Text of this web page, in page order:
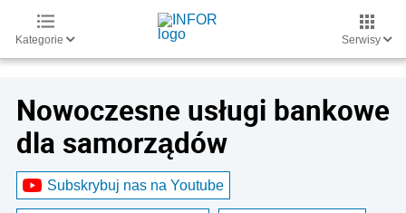
Kategorie Serwisy
Nowoczesne usługi bankowe
dla samorządów
Subskrybuj nas na Youtube